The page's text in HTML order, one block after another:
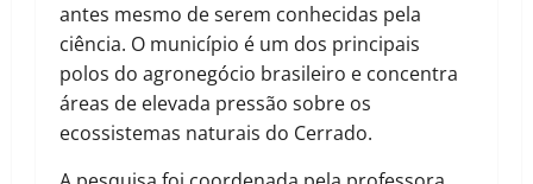
antes mesmo de serem conhecidas pela
ciência. O município é um dos principais
polos do agronegócio brasileiro e concentra
áreas de elevada pressão sobre os
ecossistemas naturais do Cerrado.